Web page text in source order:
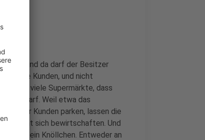
und da darf der Besitzer
nur die Kunden, und nicht
sagen viele Supermärkte, dass
darf. Weil etwa das
da nur Kunden parken, lassen die
nennt sich bewirtschaften. Und
gibt es ein Knöllchen. Entweder an